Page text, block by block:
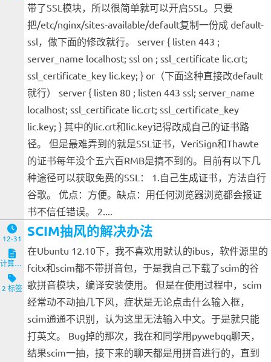
带了SSL模块，所以很简单就可以开启SSL。只要
把/etc/nginx/sites-available/default复制一份成 default-
ssl，做下面的修改就行。 server { listen 443 ;
server_name localhost; ssl on ; ssl_certificate lic.crt;
ssl_certificate_key lic.key; } or（下面这种直接改default
就行） server { listen 80 ; listen 443 ssl; server_name
localhost; ssl_certificate lic.crt; ssl_certificate_key
lic.key; } 其中的lic.crt和lic.key记得改成自己的证书路
径。 但是最难弄到的就是SSL证书，VeriSign和Thawte
的证书每年没个五六百RMB是搞不到的。目前有以下几
种途径可以获取免费的SSL： 1.自己生成证书，方法自行
谷歌。 优点：方便。缺点：用任何浏览器浏览都会报证
书不信任错误。 2....
12-31
计算机与客户端
2 标签
SCIM抽风的解决办法
在Ubuntu 12.10下，我不喜欢用默认的ibus，软件源里的
fcitx和scim都不带拼音包，于是我自己下载了scim的谷
歌拼音模块，编译安装使用。 但是在使用过程中，scim
经常动不动抽几下风，症状是无论点击什么输入框，
scim通通不识别，认为这里无法输入中文。于是就只能
打英文。 Bug掉的那次，我在和同学用pywebqq聊天，
结果scim一抽，接下来的聊天都是用拼音进行的，直到